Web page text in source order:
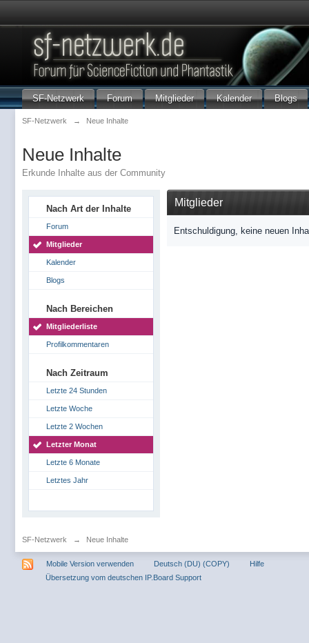
SF-Netzwerk Forum Mitglieder Kalender Blogs
SF-Netzwerk → Neue Inhalte
Neue Inhalte
Erkunde Inhalte aus der Community
Nach Art der Inhalte
Forum
Mitglieder
Kalender
Blogs
Nach Bereichen
Mitgliederliste
Profilkommentaren
Nach Zeitraum
Letzte 24 Stunden
Letzte Woche
Letzte 2 Wochen
Letzter Monat
Letzte 6 Monate
Letztes Jahr
Mitglieder
Entschuldigung, keine neuen
SF-Netzwerk → Neue Inhalte
Mobile Version verwenden Deutsch (DU) (COPY)
Hilfe
Übersetzung vom deutschen IP.Board Support